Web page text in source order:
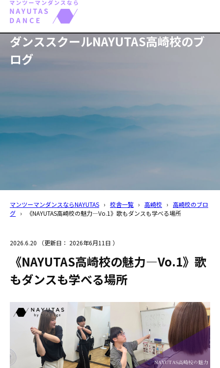
ダンススクールNAYUTAS高崎校のブ
ログ
マンツーマンダンスならNAYUTAS › 校舎一覧 › 高崎校 › 高崎校のブロ
グ › 《NAYUTAS高崎校の魅力―Vo.1》歌もダンスも学べる場所
2026.6.20 （更新日： 2026年6月11日 ）
《NAYUTAS高崎校の魅力―Vo.1》歌
もダンスも学べる場所